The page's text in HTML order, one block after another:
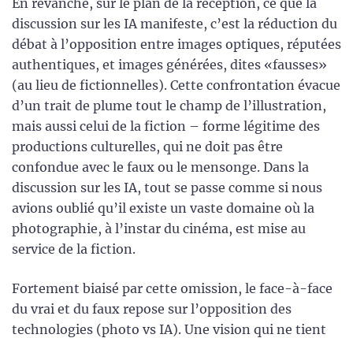
En revanche, sur le plan de la réception, ce que la
discussion sur les IA manifeste, c’est la réduction du
débat à l’opposition entre images optiques, réputées
authentiques, et images générées, dites «fausses»
(au lieu de fictionnelles). Cette confrontation évacue
d’un trait de plume tout le champ de l’illustration,
mais aussi celui de la fiction – forme légitime des
productions culturelles, qui ne doit pas être
confondue avec le faux ou le mensonge. Dans la
discussion sur les IA, tout se passe comme si nous
avions oublié qu’il existe un vaste domaine où la
photographie, à l’instar du cinéma, est mise au
service de la fiction.
Fortement biaisé par cette omission, le face-à-face
du vrai et du faux repose sur l’opposition des
technologies (photo vs IA). Une vision qui ne tient